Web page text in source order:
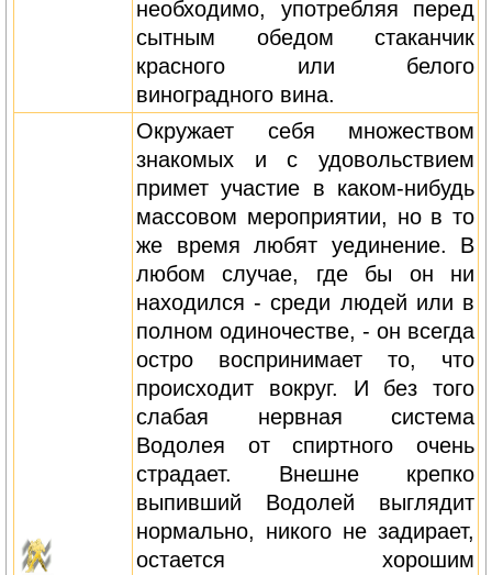
необходимо, употребляя перед
сытным обедом стаканчик
красного или белого
виноградного вина.
Окружает себя множеством
знакомых и с удовольствием
примет участие в каком-нибудь
массовом мероприятии, но в то
же время любят уединение. В
любом случае, где бы он ни
находился - среди людей или в
полном одиночестве, - он всегда
остро воспринимает то, что
происходит вокруг. И без того
слабая нервная система
Водолея от спиртного очень
страдает. Внешне крепко
выпивший Водолей выглядит
нормально, никого не задирает,
остается хорошим